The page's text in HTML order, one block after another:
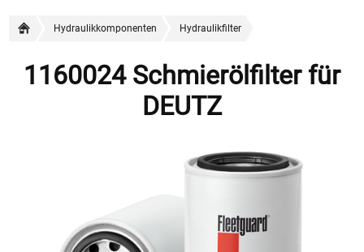
Hydraulikkomponenten Hydraulikfilter
1160024 Schmierölfilter für
DEUTZ